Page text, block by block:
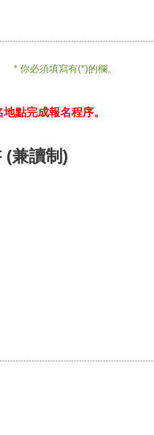
* 你必須填寫有(*)的欄。
點完成報名程序。
(兼讀制)